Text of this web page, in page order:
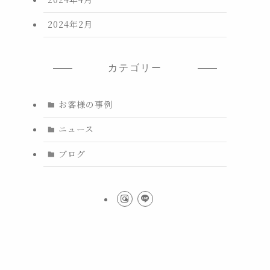
2024年2月
カテゴリー
お客様の事例
ニュース
ブログ